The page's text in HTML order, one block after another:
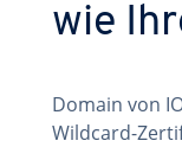
wie
Domain von
Wildcard-